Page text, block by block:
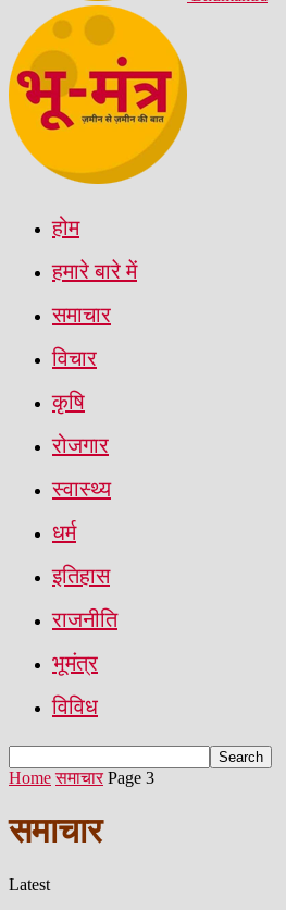
होम
हमारे बारे में
समाचार
विचार
कृषि
रोजगार
स्वास्थ्य
धर्म
इतिहास
राजनीति
भूमंत्र
विविध
Home समाचार Page 3
समाचार
Latest